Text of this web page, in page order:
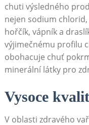
chuti výsledného
nejen sodium
hořčík, vápník a
výjimečnému profilu
obohacuje chuť
minerální látky pro
Vysoce
V oblasti zdravého